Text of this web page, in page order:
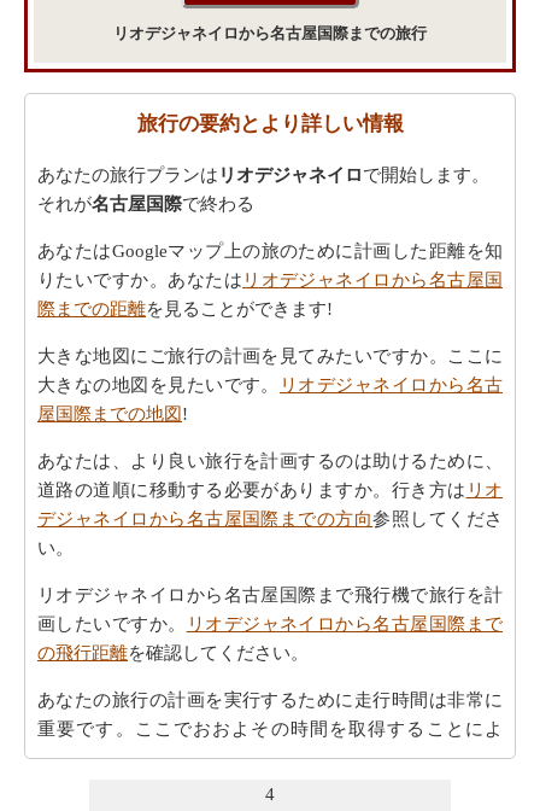
リオデジャネイロから名古屋国際までの旅行
旅行の要約とより詳しい情報
あなたの旅行プランは リオデジャネイロで開始します。
それが名古屋国際で終わる
あなたはGoogleマップ上の旅のために計画した距離を知
りたいですか。あなたは リオデジャネイロから名古屋国
際までの距離を見ることができます!
大きな地図にご旅行の計画を見てみたいですか。ここに
大きなの地図を見たいです。
リオデジャネイロから名古
屋国際までの地図!
あなたは、より良い旅行を計画するのは助けるために、
道路の道順に移動する必要がありますか。行き方は リオ
デジャネイロから名古屋国際までの方向参照してくださ
い。
リオデジャネイロから名古屋国際まで飛行機で旅行を計
画したいですか。
リオデジャネイロから名古屋国際まで
の飛行距離を確認してください。
あなたの旅行の計画を実行するために走行時間は非常に
重要です。ここでおおよその時間を取得することによ
り、あなたの旅行を計画-リオデジャネイロから名古屋国
4